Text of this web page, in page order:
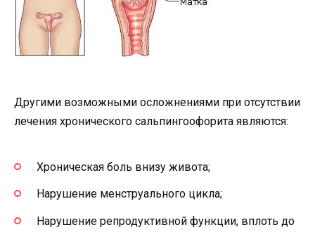
Другими возможными осложнениями при отсутствии
лечения хронического сальпингоофорита являются:
Хроническая боль внизу живота;
Нарушение менструального цикла;
Нарушение репродуктивной функции, вплоть до